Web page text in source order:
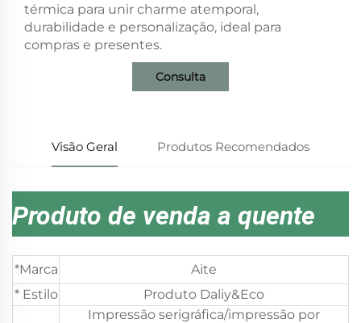
térmica para unir charme atemporal,
durabilidade e personalização, ideal para
compras e presentes.
Consulta
Visão Geral Produtos Recomendados
Produto de venda a quente
*Marca
Aite
* Estilo
Produto Daliy&Eco
Impressão serigráfica/impressão por